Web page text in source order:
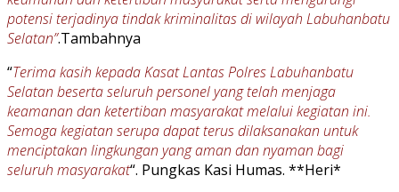
potensi terjadinya tindak kriminalitas di wilayah Labuhanbatu
Selatan”.Tambahnya
“Terima kasih kepada Kasat Lantas Polres Labuhanbatu
Selatan beserta seluruh personel yang telah menjaga
keamanan dan ketertiban masyarakat melalui kegiatan ini.
Semoga kegiatan serupa dapat terus dilaksanakan untuk
menciptakan lingkungan yang aman dan nyaman bagi
seluruh masyarakat“. Pungkas Kasi Humas. **Heri*